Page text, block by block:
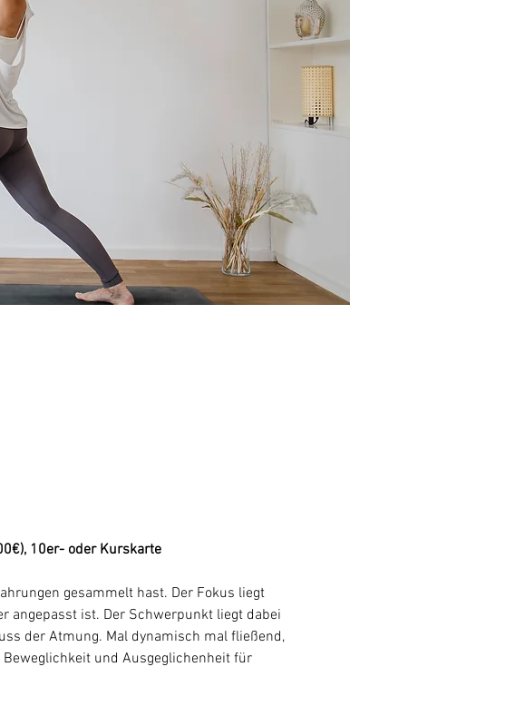
10er- oder Kurskarte
gesammelt hast. Der Fokus liegt
angepasst ist. Der Schwerpunkt liegt dabei
der Atmung. Mal dynamisch mal fließend,
und Ausgeglichenheit für